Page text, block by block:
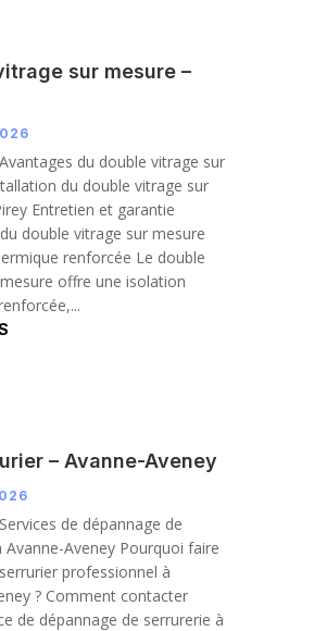
sur mesure –
du double vitrage sur
du double vitrage sur
Entretien et garantie
double vitrage sur mesure
renforcée Le double
offre une isolation
– Avanne-Aveney
de dépannage de
Avanne-Aveney Pourquoi faire
professionnel à
? Comment contacter
de dépannage de serrurerie à